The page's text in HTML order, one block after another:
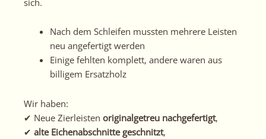
Nach dem Schleifen mussten mehrere Leisten
neu angefertigt werden
Einige fehlten komplett, andere waren aus
billigem Ersatzholz
Wir haben:
✔ Neue Zierleisten originalgetreu nachgefertigt,
✔ alte Eichenabschnitte geschnitzt,